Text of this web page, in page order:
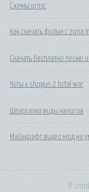
Схемы игпзс
Как скачать фильм с zona
Скачать бесплатно песню
Читы к shogun 2 total war
Шпаргалка виды налогов
Майнкрафт видео мод на
©